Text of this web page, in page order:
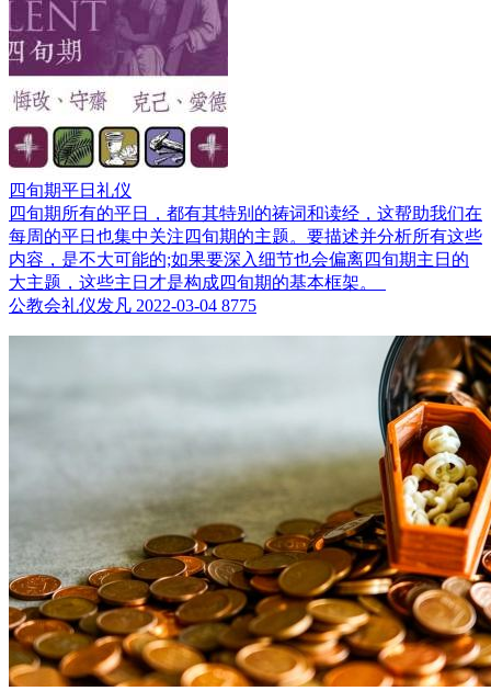
四旬期平日礼仪
四旬期所有的平日，都有其特别的祷词和读经，这帮助我们在
每周的平日也集中关注四旬期的主题。要描述并分析所有这些
内容，是不大可能的;如果要深入细节也会偏离四旬期主日的
大主题，这些主日才是构成四旬期的基本框架。
公教会礼仪发凡 2022-03-04 8775